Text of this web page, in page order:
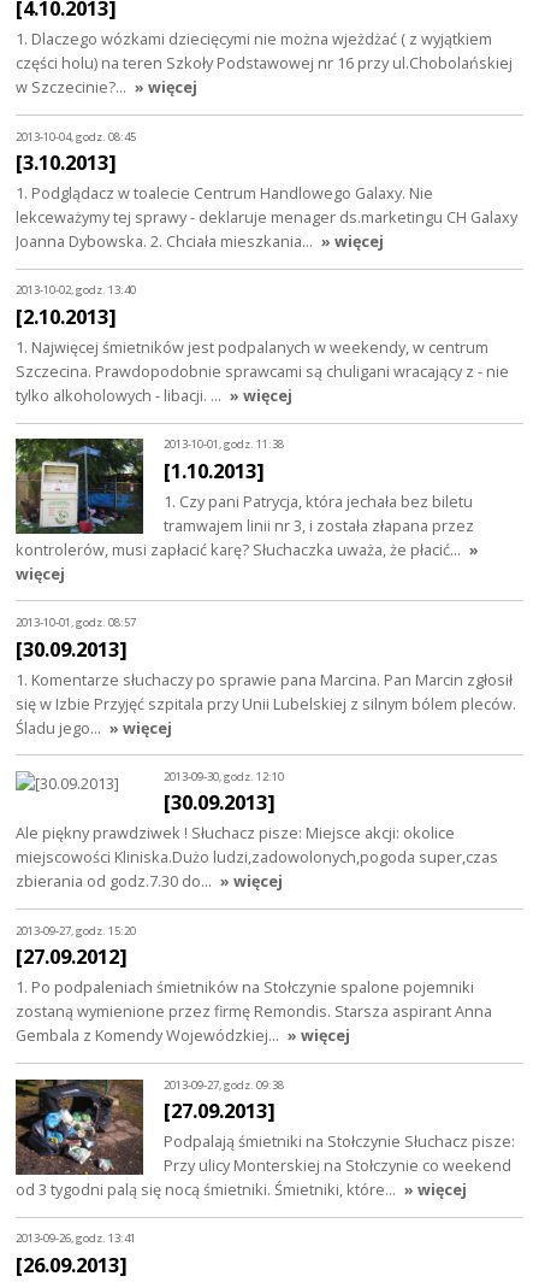
[4.10.2013]
1. Dlaczego wózkami dziecięcymi nie można wjeżdżać ( z wyjątkiem
części holu) na teren Szkoły Podstawowej nr 16 przy ul.Chobolańskiej
w Szczecinie?… » więcej
2013-10-04, godz. 08:45
[3.10.2013]
1. Podglądacz w toalecie Centrum Handlowego Galaxy. Nie
lekceważymy tej sprawy - deklaruje menager ds.marketingu CH Galaxy
Joanna Dybowska. 2. Chciała mieszkania… » więcej
2013-10-02, godz. 13:40
[2.10.2013]
1. Najwięcej śmietników jest podpalanych w weekendy, w centrum
Szczecina. Prawdopodobnie sprawcami są chuligani wracający z - nie
tylko alkoholowych - libacji. … » więcej
2013-10-01, godz. 11:38
[1.10.2013]
1. Czy pani Patrycja, która jechała bez biletu
tramwajem linii nr 3, i została złapana przez
kontrolerów, musi zapłacić karę? Słuchaczka uważa, że płacić… »
więcej
2013-10-01, godz. 08:57
[30.09.2013]
1. Komentarze słuchaczy po sprawie pana Marcina. Pan Marcin zgłosił
się w Izbie Przyjęć szpitala przy Unii Lubelskiej z silnym bólem pleców.
Śladu jego… » więcej
2013-09-30, godz. 12:10
[30.09.2013]
Ale piękny prawdziwek ! Słuchacz pisze: Miejsce akcji: okolice
miejscowości Kliniska.Dużo ludzi,zadowolonych,pogoda super,czas
zbierania od godz.7.30 do… » więcej
2013-09-27, godz. 15:20
[27.09.2012]
1. Po podpaleniach śmietników na Stołczynie spalone pojemniki
zostaną wymienione przez firmę Remondis. Starsza aspirant Anna
Gembala z Komendy Wojewódzkiej… » więcej
2013-09-27, godz. 09:38
[27.09.2013]
Podpalają śmietniki na Stołczynie Słuchacz pisze:
Przy ulicy Monterskiej na Stołczynie co weekend
od 3 tygodni palą się nocą śmietniki. Śmietniki, które… » więcej
2013-09-26, godz. 13:41
[26.09.2013]